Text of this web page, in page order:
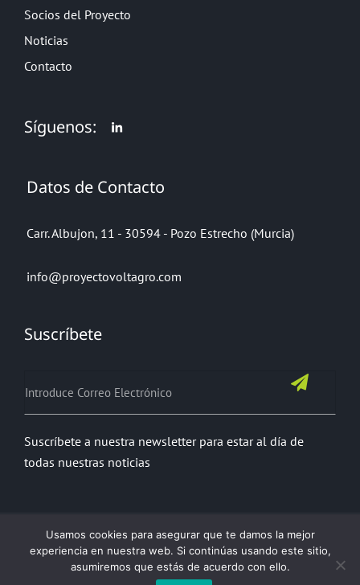
Socios del Proyecto
Noticias
Contacto
Síguenos:
Datos de Contacto
Carr. Albujon, 11 - 30594 - Pozo Estrecho (Murcia)
info@proyectovoltagro.com
Suscríbete
Suscríbete a nuestra newsletter para estar al día de
todas nuestras noticias
Política de Privacidad Política de Cookies Contacto
Usamos cookies para asegurar que te damos la mejor
experiencia en nuestra web. Si continúas usando este sitio,
asumiremos que estás de acuerdo con ello.